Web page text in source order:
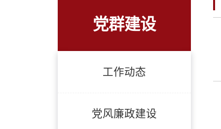
党群建设
工作动态
党风廉政建设